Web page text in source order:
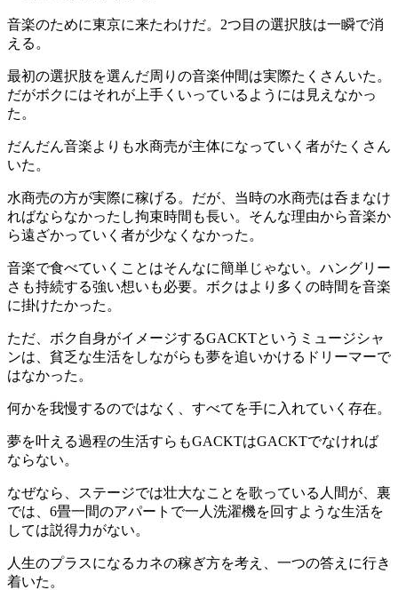
音楽のために東京に来たわけだ。2つ目の選択肢は一瞬で消
える。
最初の選択肢を選んだ周りの音楽仲間は実際たくさんいた。
だがボクにはそれが上手くいっているようには見えなかっ
た。
だんだん音楽よりも水商売が主体になっていく者がたくさん
いた。
水商売の方が実際に稼げる。だが、当時の水商売は呑まなけ
ればならなかったし拘束時間も長い。そんな理由から音楽か
ら遠ざかっていく者が少なくなかった。
音楽で食べていくことはそんなに簡単じゃない。ハングリー
さも持続する強い想いも必要。ボクはより多くの時間を音楽
に掛けたかった。
ただ、ボク自身がイメージするGACKTというミュージシャ
ンは、 貧乏な生活をしながらも夢を追いかけるドリーマーで
はなかった 。
何かを我慢するのではなく、すべてを手に入れていく存在。
夢を叶える過程の生活すらもGACKTはGACKTでなければ
ならない。
なぜなら、ステージでは壮大なことを歌っている人間が、 裏
では、6畳一間のアパートで一人洗濯機を回すような生活を
しては説得力がない。
人生のプラスになるカネの稼ぎ方を考え、一つの答えに行き
着いた。